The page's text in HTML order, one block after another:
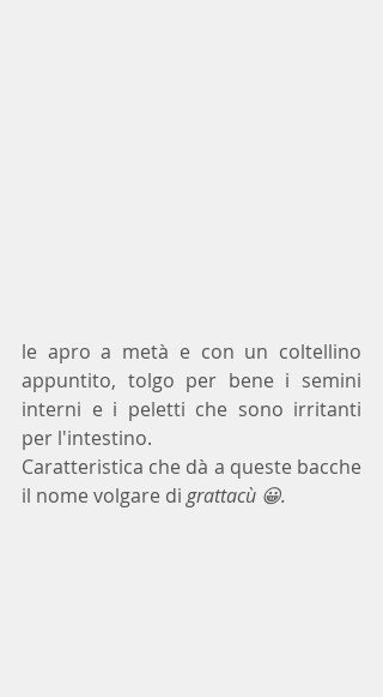
le apro a metà e con un coltellino
appuntito, tolgo per bene i semini
interni e i peletti che sono irritanti
per l'intestino.
Caratteristica che dà a queste bacche
il nome volgare di grattacù 😀.